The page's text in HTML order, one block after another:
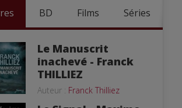
BD Films Séries
Le Manuscrit
inachevé - Franck
THILLIEZ
Auteur : Franck Thilliez